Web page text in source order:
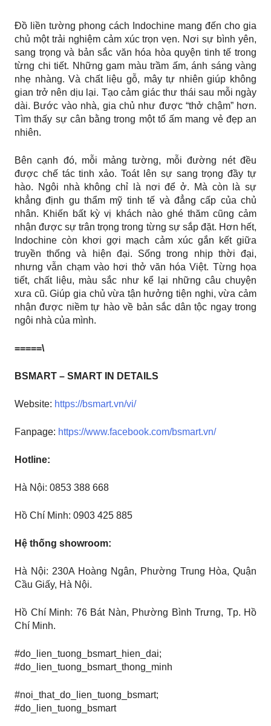
Đồ liền tường phong cách Indochine mang đến cho gia
chủ một trải nghiệm cảm xúc trọn vẹn. Nơi sự bình yên,
sang trọng và bản sắc văn hóa hòa quyện tinh tế trong
từng chi tiết. Những gam màu trầm ấm, ánh sáng vàng
nhẹ nhàng. Và chất liệu gỗ, mây tự nhiên giúp không
gian trở nên dịu lại. Tạo cảm giác thư thái sau mỗi ngày
dài. Bước vào nhà, gia chủ như được “thở chậm” hơn.
Tìm thấy sự cân bằng trong một tổ ấm mang vẻ đẹp an
nhiên.
Bên cạnh đó, mỗi mảng tường, mỗi đường nét đều
được chế tác tinh xảo. Toát lên sự sang trọng đầy tự
hào. Ngôi nhà không chỉ là nơi để ở. Mà còn là sự
khẳng định gu thẩm mỹ tinh tế và đẳng cấp của chủ
nhân. Khiến bất kỳ vị khách nào ghé thăm cũng cảm
nhận được sự trân trọng trong từng sự sắp đặt. Hơn hết,
Indochine còn khơi gợi mạch cảm xúc gắn kết giữa
truyền thống và hiện đại. Sống trong nhịp thời đại,
nhưng vẫn chạm vào hơi thở văn hóa Việt. Từng họa
tiết, chất liệu, màu sắc như kể lại những câu chuyện
xưa cũ. Giúp gia chủ vừa tận hưởng tiện nghi, vừa cảm
nhận được niềm tự hào về bản sắc dân tộc ngay trong
ngôi nhà của mình.
=====\
BSMART – SMART IN DETAILS
Website: https://bsmart.vn/vi/
Fanpage: https://www.facebook.com/bsmart.vn/
Hotline:
Hà Nội: 0853 388 668
Hồ Chí Minh: 0903 425 885
Hệ thống showroom:
Hà Nội: 230A Hoàng Ngân, Phường Trung Hòa, Quận
Cầu Giấy, Hà Nội.
Hồ Chí Minh: 76 Bát Nàn, Phường Bình Trưng, ​​​​Tp. Hồ
Chí Minh.
#do_lien_tuong_bsmart_hien_dai;
#do_lien_tuong_bsmart_thong_minh
#noi_that_do_lien_tuong_bsmart;
#do_lien_tuong_bsmart